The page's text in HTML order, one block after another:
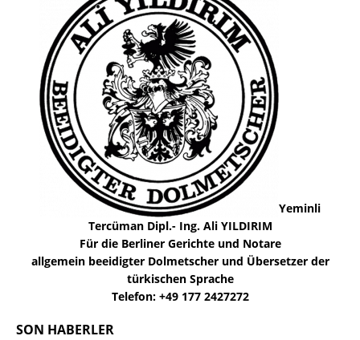
Yeminli
Tercüman Dipl.- Ing. Ali YILDIRIM
Für die Berliner Gerichte und Notare
allgemein beeidigter Dolmetscher und Übersetzer der
türkischen Sprache
Telefon: +49 177 2427272
SON HABERLER